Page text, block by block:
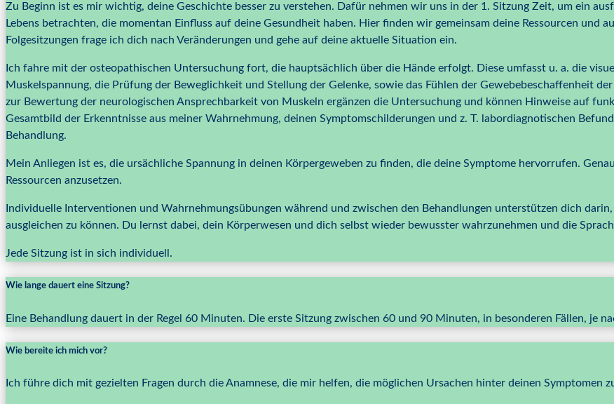
Zu Beginn ist es mir wichtig, deine Geschichte besser zu verstehen. Dafür nehmen wir uns in der 1. Sitzung Zeit, um ein
Lebens betrachten, die momentan Einfluss auf deine Gesundheit haben. Hier finden wir gemeinsam deine Ressourcen und
Folgesitzungen frage ich dich nach Veränderungen und gehe auf deine aktuelle Situation ein.
Ich fahre mit der osteopathischen Untersuchung fort, die hauptsächlich über die Hände erfolgt. Diese umfasst u. a. die
Muskelspannung, die Prüfung der Beweglichkeit und Stellung der Gelenke, sowie das Fühlen der Gewebebeschaffenheit
zur Bewertung der neurologischen Ansprechbarkeit von Muskeln ergänzen die Untersuchung und können Hinweise auf
Gesamtbild der Erkenntnisse aus meiner Wahrnehmung, deinen Symptomschilderungen und z. T. labordiagnotischen
Behandlung.
Mein Anliegen ist es, die ursächliche Spannung in deinen Körpergeweben zu finden, die deine Symptome hervorrufen.
Ressourcen anzusetzen.
Individuelle Interventionen und Wahrnehmungsübungen während und zwischen den Behandlungen unterstützen dich
ausgleichen zu können. Du lernst dabei, dein Körperwesen und dich selbst wieder bewusster wahrzunehmen und die
Jede Sitzung ist in sich individuell.
Wie lange dauert eine Sitzung?
Eine Behandlung dauert in der Regel 60 Minuten. Die erste Sitzung zwischen 60 und 90 Minuten, in besonderen Fällen, je
Wie bereite ich mich vor?
Ich führe dich mit gezielten Fragen durch die Anamnese, die mir helfen, die möglichen Ursachen hinter deinen Symptomen